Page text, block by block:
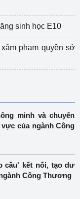
sinh học E10
phạm quyền sở
minh và chuyển
của ngành Công
cầu' kết nối, tạo dư
Công Thương